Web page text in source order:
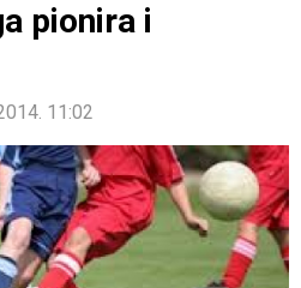
pionira i
11:02